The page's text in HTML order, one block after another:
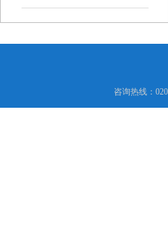
咨询热线：